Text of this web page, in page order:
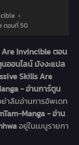
›
ตอนที่ 50
Are Invincible ตอน
ออนไลน์ มังงะแปล
Skills Are
- อ่านการ์ตูน
าลืมอ่านการอัพเดท
Manga - อ่าน
อยู่ในเมนูรายกา